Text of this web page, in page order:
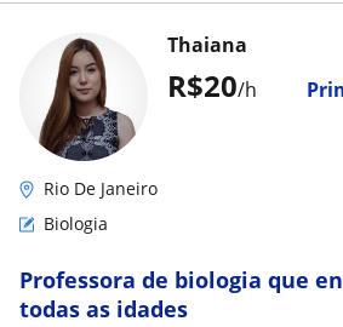
R$20/h
Thaiana
Rio De Janeiro
Biologia
Professora de biologia que
todas as idades